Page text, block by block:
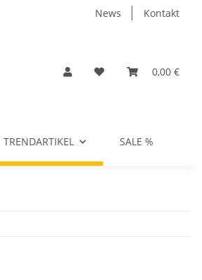
News Kontakt
0,00 €
TRENDARTIKEL SALE %